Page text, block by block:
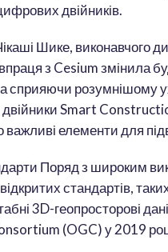
двійників.
Шике, виконавчого
з Cesium змінила
та сприяючи
Smart
важливі елементи для
Поряд з широким
стандартів,
3D-геопросторові
(OGC) у 2019